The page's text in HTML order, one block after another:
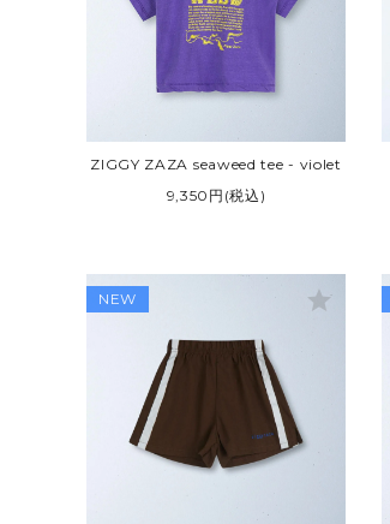
ZIGGY ZAZA
ZIGGY ZAZA seaweed tee - violet
9,350円(税込)
NEW star